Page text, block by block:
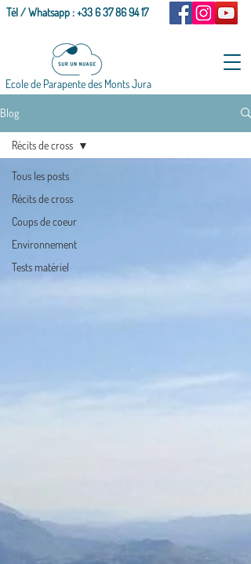
Tél / Whatsapp :+33 6 37 86 94 17
Ecole de Parapente des Monts Jura
Blog
Tous les posts
Récits de cross
Coups de coeur
Environnement
Tests matériel
Récits de cross